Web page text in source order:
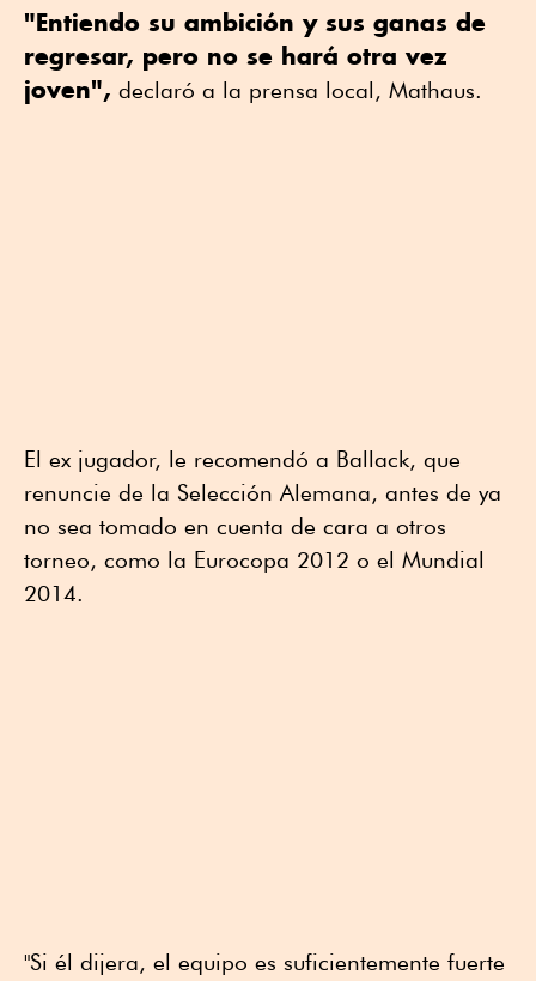
"Entiendo su ambición y sus ganas de
regresar, pero no se hará otra vez
joven", declaró a la prensa local, Mathaus.
El ex jugador, le recomendó a Ballack, que
renuncie de la Selección Alemana, antes de ya
no sea tomado en cuenta de cara a otros
torneo, como la Eurocopa 2012 o el Mundial
2014.
"Si él dijera, el equipo es suficientemente fuerte